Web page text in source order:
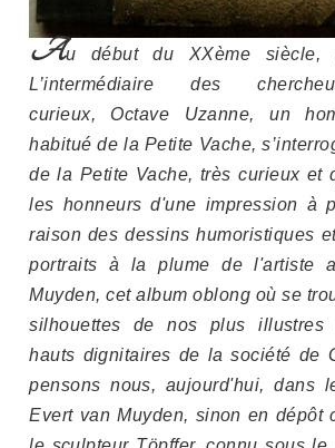
Au début du XXème siècle,
L’intermédiaire des
curieux, Octave Uzanne, un
habitué de la Petite Vache,
de la Petite Vache, très curieux et
les honneurs d'une impression à
raison des dessins humoristiques
portraits à la plume de l'artiste
Muyden, cet album oblong où se
silhouettes de nos plus illustres
hauts dignitaires de la société de
pensons nous, aujourd'hui, dans
Evert van Muyden, sinon en dépôt